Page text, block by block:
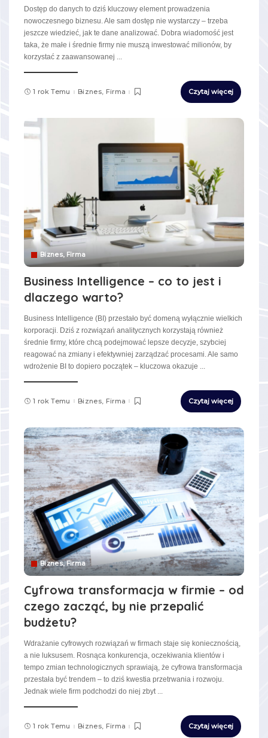
Dostęp do danych to dziś kluczowy element prowadzenia
nowoczesnego biznesu. Ale sam dostęp nie wystarczy – trzeba
jeszcze wiedzieć, jak te dane analizować. Dobra wiadomość jest
taka, że małe i średnie firmy nie muszą inwestować milionów, by
korzystać z zaawansowanej ...
1 rok Temu Biznes, Firma Czytaj więcej
Biznes, Firma
Business Intelligence – co to jest i
dlaczego warto?
Business Intelligence (BI) przestało być domeną wyłącznie wielkich
korporacji. Dziś z rozwiązań analitycznych korzystają również
średnie firmy, które chcą podejmować lepsze decyzje, szybciej
reagować na zmiany i efektywniej zarządzać procesami. Ale samo
wdrożenie BI to dopiero początek – kluczowa okazuje
1 rok Temu Biznes, Firma Czytaj więcej
Biznes, Firma
Cyfrowa transformacja w firmie – od
czego zacząć, by nie przepalić
budżetu?
Wdrażanie cyfrowych rozwiązań w firmach staje się koniecznością,
a nie luksusem. Rosnąca konkurencja, oczekiwania klientów i
tempo zmian technologicznych sprawiają, że cyfrowa transformacja
przestała być trendem – to dziś kwestia przetrwania i rozwoju.
Jednak wiele firm podchodzi do niej zbyt ...
1 rok Temu Biznes, Firma Czytaj więcej